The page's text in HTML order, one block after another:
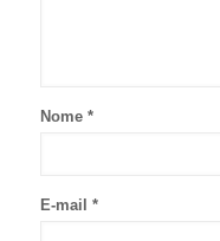
Nome *
E-mail *